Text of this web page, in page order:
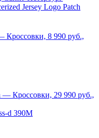
Jersey Logo Patch
d 390M